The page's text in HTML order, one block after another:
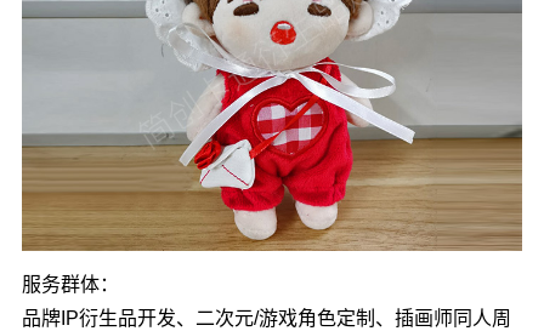
服务群体：
品牌IP衍生品开发、二次元/游戏角色定制、插画师同人周